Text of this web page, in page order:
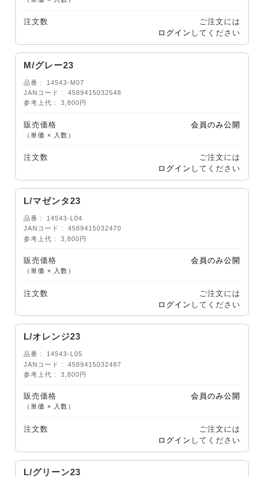
注文数
ご注文には
ログイン してください
M/グレー23
品番
14543-M07
JANコード
4589415032548
参考上代
3,800円
販売価格
（単価 × 入数）
会員のみ公開
注文数
ご注文には
ログイン してください
L/マゼンタ23
品番
14543-L04
JANコード
4589415032470
参考上代
3,800円
販売価格
（単価 × 入数）
会員のみ公開
注文数
ご注文には
ログイン してください
L/オレンジ23
品番
14543-L05
JANコード
4589415032487
参考上代
3,800円
販売価格
（単価 × 入数）
会員のみ公開
注文数
ご注文には
ログイン してください
L/グリーン23